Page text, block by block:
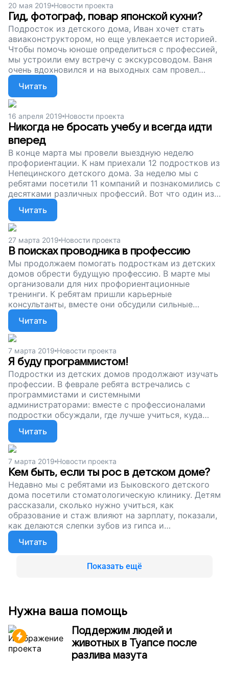
20 мая 2019 Новости проекта
Гид, фотограф, повар японской кухни?
Подросток из детского дома, Иван хочет стать
авиаконструктором, но еще увлекается историей.
Чтобы помочь юноше определиться с профессией,
мы устроили ему встречу с экскурсоводом. Ваня
очень вдохновился и на выходных сам провел
экскурсию по Москве для ребят из своего
детского дома. Возможно, это станет его
призванием, а может – подработкой на время
учебы. Сейчас мы продолжаем собирать деньги,
чтобы устраивать для детей из детского дома
индивидуальные и групповые консультации для
выбора профессии. Поддержите наш проект!
Читать
16 апреля 2019 Новости проекта
Никогда не бросать учебу и всегда идти
вперед
В конце марта мы провели выездную неделю
профориентации. К нам приехали 12 подростков из
Непецинского детского дома. За неделю мы с
ребятами посетили 11 компаний и познакомились с
десятками различных профессий. Вот что один из
участников ответил на вопрос, чему он научился
за это время: «Я научился рано вставать, мне
проще стало общаться с людьми, и самое главное
– никогда не бросать учебу и всегда идти вперед».
Сейчас мы собираем деньги, чтобы поддерживать
подростков, которые остались без родителей. Их
ждет сложная взрослая жизнь, непростой выбор,
неизбежные проблемы. Мы можем помочь им
избежать фатальных ошибок. Поддержите наш
проект!
Читать
27 марта 2019 Новости проекта
В поисках проводника в профессию
Мы продолжаем помогать подросткам из детских
домов обрести будущую профессию. В марте мы
организовали для них профориентационные
тренинги. К ребятам пришли карьерные
консультанты, вместе они обсудили сильные
стороны, увлечения, интересы каждого из ребят и
на основе этого выбрали для них возможные
профессиональные сферы. Дальше подростков
ждет более глубокое погружение в профессию. Но
без вашей помощи нам не справится. Помогите
подросткам, которые остались без родителей,
подготовиться к самостоятельной жизни и не
потерять себя во взрослом мире, поддержите наш
проект!
Читать
7 марта 2019 Новости проекта
Я буду программистом!
Подростки из детских домов продолжают изучать
профессии. В феврале ребята встречались с
программистами и системными
администраторами: вместе с профессионалами
подростки обсуждали, где лучше учиться, куда
пойти на практику, как сделать первые шаги в
технической специальности. Сейчас мы
продолжаем собирать деньги, чтобы устраивать
для подростков из детских домов
профессиональные пробы. Помогите ребятам
найти себя и сделать важный выбор, о котором не
придется сожалеть. Поддержите наш проект!
Читать
7 марта 2019 Новости проекта
Кем быть, если ты рос в детском доме?
Недавно мы с ребятами из Быковского детского
дома посетили стоматологическую клинику. Детям
рассказали, сколько нужно учиться, как
образование и стаж влияют на зарплату, показали,
как делаются слепки зубов из гипса и
рентгеновские снимки. Сейчас мы продолжаем
собирать деньги, чтобы дети-сироты могли и
дальше знакомиться с разными профессиями,
определяться с будущим и принимать решения.
Читать
Показать ещё
Нужна ваша помощь
Поддержим людей и
животных в Туапсе после
разлива мазута